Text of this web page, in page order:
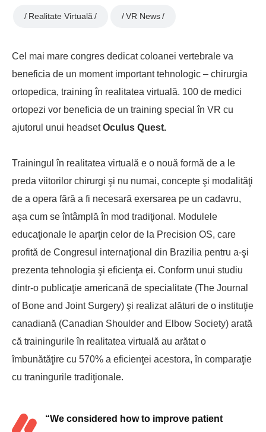
Realitate Virtuală VR News
Cel mai mare congres dedicat coloanei vertebrale va
beneficia de un moment important tehnologic – chirurgia
ortopedica, training în realitatea virtuală. 100 de medici
ortopezi vor beneficia de un training special în VR cu
ajutorul unui headsetOculus Quest.
Trainingul în realitatea virtuală e o nouă formă de a le
preda viitorilor chirurgi şi nu numai, concepte şi modalităţi
de a opera fără a fi necesară exersarea pe un cadavru,
aşa cum se întâmplă în mod tradiţional. Modulele
educaţionale le aparţin celor de la Precision OS, care
profită de Congresul internaţional din Brazilia pentru a-şi
prezenta tehnologia şi eficienţa ei. Conform unui studiu
dintr-o publicaţie americană de specialitate (The Journal
of Bone and Joint Surgery) şi realizat alături de o instituţie
canadiană (Canadian Shoulder and Elbow Society) arată
că trainingurile în realitatea virtuală au arătat o
îmbunătăţire cu 570% a eficienţei acestora, în comparaţie
cu traningurile tradiţionale.
“We considered how to improve patient